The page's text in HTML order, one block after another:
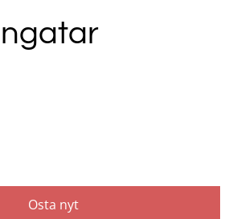
Osta nyt